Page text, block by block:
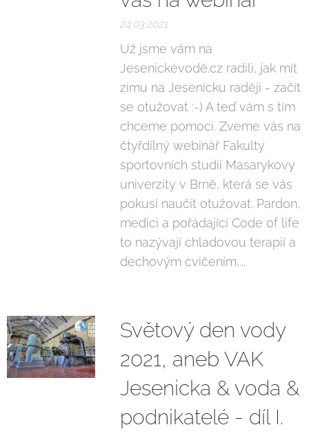
24.03.2021
Už jsme vám na
Jesenickévodě.cz radili, jak mít
zimu na Jesenicku raději - začít
se otužovat :-) A teď vám s tím
chceme pomoci. Zveme vás na
čtyřdílný webinář Fakulty
sportovních studií Masarykovy
univerzity v Brně, která se vás
pokusí naučit otužovat. Pardon,
medici a pořádající Code of life
to nazývají chladovou terapií a
dechovým cvičením,...
Světový den vody
2021, aneb VAK
Jesenicka & voda &
podnikatelé - díl I.